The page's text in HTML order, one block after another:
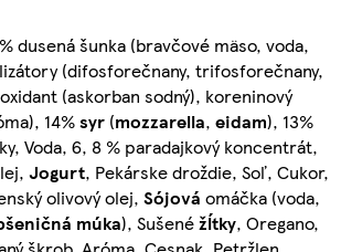
dusená šunka (bravčové mäso, voda,
(difosforečnany, trifosforečnany,
(askorban sodný), koreninový
14%syr (mozzarella, eidam), 13%
Voda, 6, 8 % paradajkový koncentrát,
Jogurt, Pekárske droždie, Soľ, Cukor,
olivový olej, Sójová omáčka (voda,
múka), Sušenéžĺtky, Oregano,